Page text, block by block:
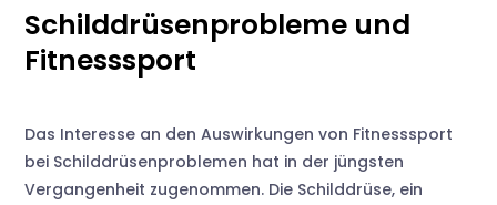
Schilddrüsenprobleme und
Fitnesssport
Das Interesse an den Auswirkungen von Fitnesssport
bei Schilddrüsenproblemen hat in der jüngsten
Vergangenheit zugenommen. Die Schilddrüse, ein